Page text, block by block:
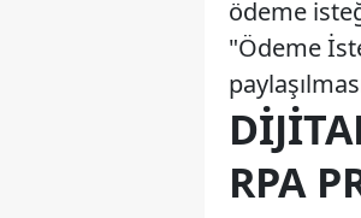
ödeme
"Ödeme
RPA